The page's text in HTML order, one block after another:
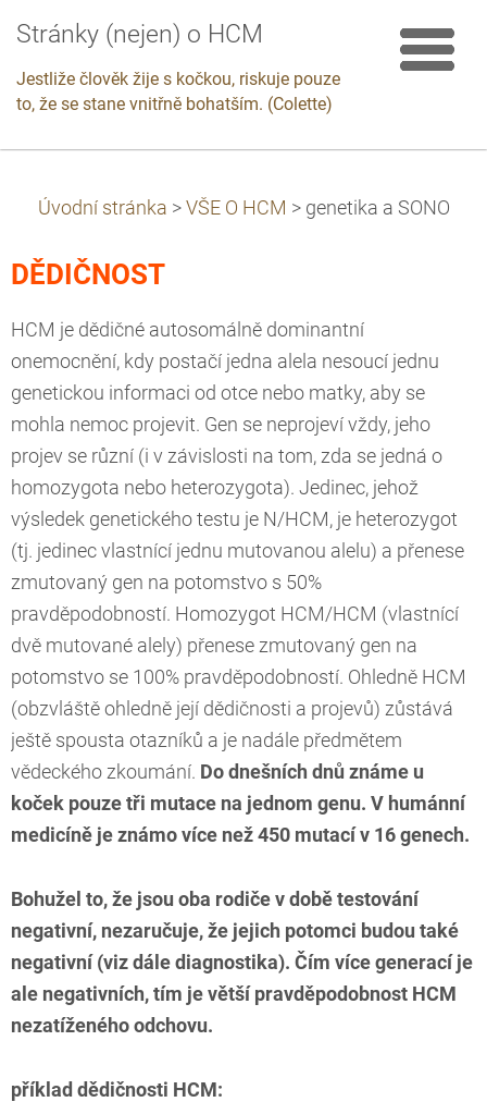
Stránky (nejen) o HCM
Jestliže člověk žije s kočkou, riskuje pouze
to, že se stane vnitřně bohatším. (Colette)
Úvodní stránka > VŠE O HCM > genetika a SONO
DĚDIČNOST
HCM je dědičné autosomálně dominantní
onemocnění, kdy postačí jedna alela nesoucí jednu
genetickou informaci od otce nebo matky, aby se
mohla nemoc projevit. Gen se neprojeví vždy, jeho
projev se různí (i v závislosti na tom, zda se jedná o
homozygota nebo heterozygota). Jedinec, jehož
výsledek genetického testu je N/HCM, je heterozygot
(tj. jedinec vlastnící jednu mutovanou alelu) a přenese
zmutovaný gen na potomstvo s 50%
pravděpodobností. Homozygot HCM/HCM (vlastnící
dvě mutované alely) přenese zmutovaný gen na
potomstvo se 100% pravděpodobností. Ohledně HCM
(obzvláště ohledně její dědičnosti a projevů) zůstává
ještě spousta otazníků a je nadále předmětem
vědeckého zkoumání. Do dnešních dnů známe u
koček pouze tři mutace na jednom genu. V humánní
medicíně je známo více než 450 mutací v 16 genech.
Bohužel to, že jsou oba rodiče v době testování
negativní, nezaručuje, že jejich potomci budou také
negativní (viz dále diagnostika). Čím více generací je
ale negativních, tím je větší pravděpodobnost HCM
nezatíženého odchovu.
příklad dědičnosti HCM: